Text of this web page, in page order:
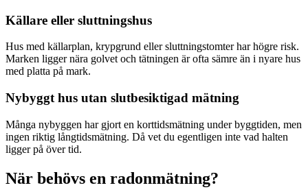
Källare eller sluttningshus
Hus med källarplan, krypgrund eller sluttningstomter har högre risk.
Marken ligger nära golvet och tätningen är ofta sämre än i nyare hus
med platta på mark.
Nybyggt hus utan slutbesiktigad mätning
Många nybyggen har gjort en korttidsmätning under byggtiden, men
ingen riktig långtidsmätning. Då vet du egentligen inte vad halten
ligger på över tid.
När behövs en radonmätning?